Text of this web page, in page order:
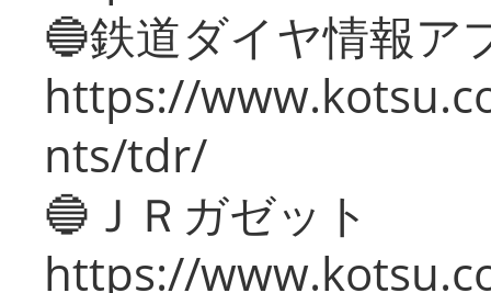
🔵鉄道ダイヤ情報ア
https://
nts/tdr/
🔵ＪＲガゼット
https://